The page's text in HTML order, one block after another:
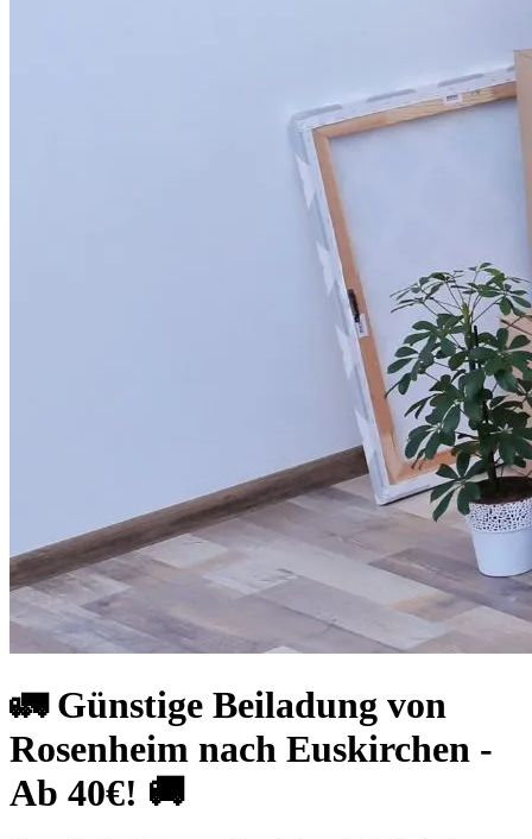
🚛 Günstige Beiladung von
Rosenheim nach Euskirchen -
Ab 40€! 🚚